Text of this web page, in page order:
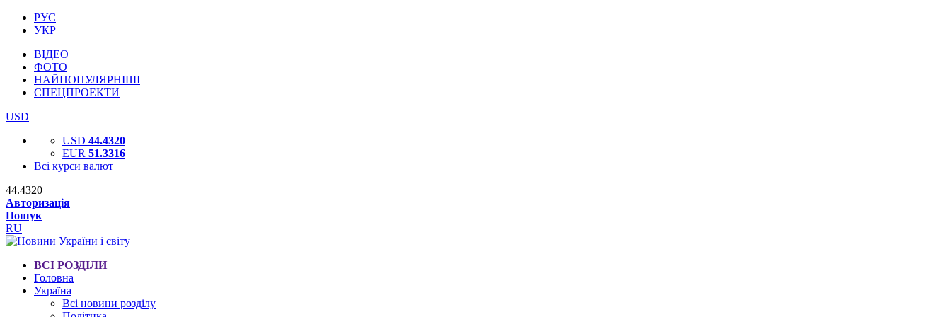
РУС
УКР
ВІДЕО
ФОТО
НАЙПОПУЛЯРНІШІ
СПЕЦПРОЕКТИ
USD
USD 44.4320
EUR 51.3316
Всі курси валют
44.4320
Авторизація
Пошук
RU
ВСІ РОЗДІЛИ
Головна
Україна
Всі новини розділу